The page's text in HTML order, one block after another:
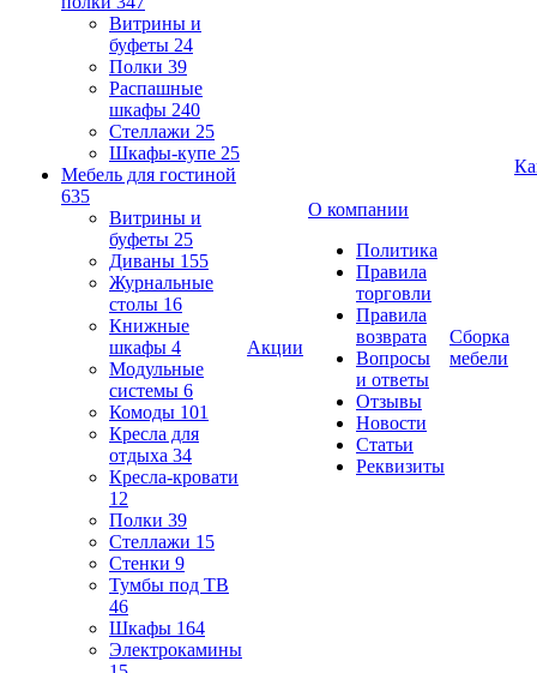
Витрины и
буфеты 24
Полки 39
Распашные
шкафы 240
Стеллажи 25
Шкафы-купе 25
Мебель для гостиной
635
Витрины и
буфеты 25
Диваны 155
Журнальные
столы 16
Книжные
шкафы 4
Модульные
системы 6
Комоды 101
Кресла для
отдыха 34
Кресла-кровати
12
Полки 39
Стеллажи 15
Стенки 9
Тумбы под ТВ
46
Шкафы 164
Электрокамины
Акции
О компании
Политика
Правила
торговли
Правила
возврата
Вопросы
и ответы
Отзывы
Новости
Статьи
Реквизиты
Сборка
мебели